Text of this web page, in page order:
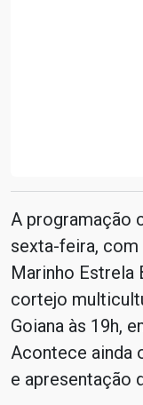
A programação
sexta-feira, com
Marinho Estrela
cortejo
Goiana às 19h,
Acontece ainda
e apresentação